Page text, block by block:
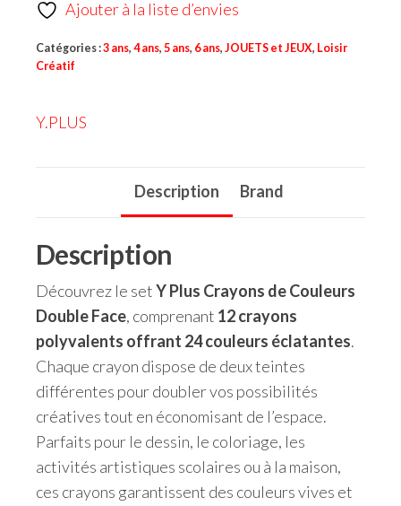
Ajouter à la liste d’envies
Catégories :3 ans, 4 ans, 5 ans, 6 ans, JOUETS et JEUX, Loisir
Créatif
Y.PLUS
Description Brand
Description
Découvrez le setY Plus Crayons de Couleurs
Double Face, comprenant 12 crayons
polyvalents offrant 24 couleurs éclatantes.
Chaque crayon dispose de deux teintes
différentes pour doubler vos possibilités
créatives tout en économisant de l’espace.
Parfaits pour le dessin, le coloriage, les
activités artistiques scolaires ou à la maison,
ces crayons garantissent des couleurs vives et